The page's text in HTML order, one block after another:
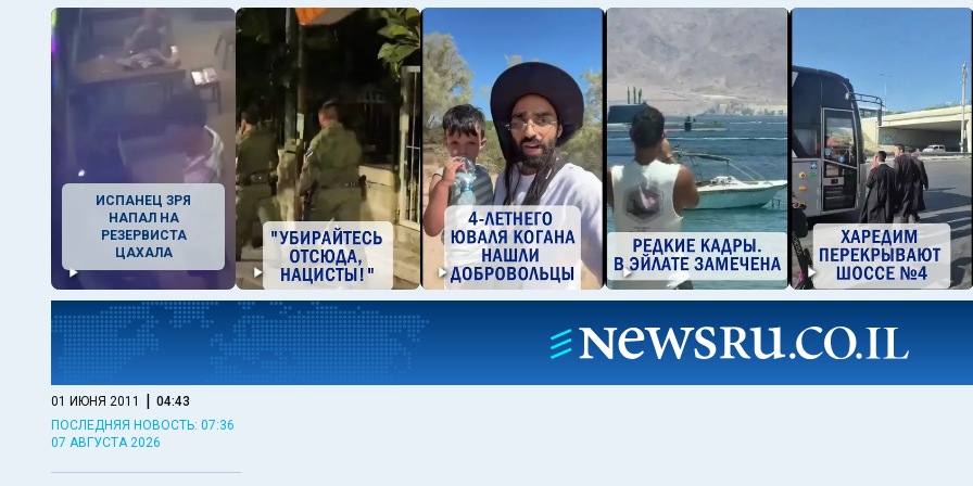
ИСПАНЕЦ ЗРЯ
НАПАЛ НА
РЕЗЕРВИСТА
ЦАХАЛА
01 ИЮНЯ 2011 | 04:43
ПОСЛЕДНЯЯ НОВОСТЬ: 07:36
07 АВГУСТА 2026